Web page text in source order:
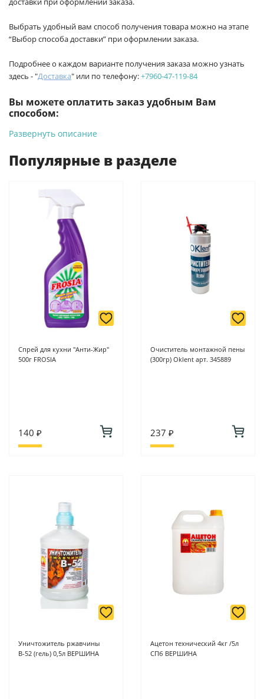
Выбрать удобный вам способ получения товара можно на этапе
“Выбор способа доставки” при оформлении заказа.
Подробнее о каждом варианте получения заказа можно узнать
здесь - "Доставка" или по телефону:+7960-47-119-84
Вы можете оплатить заказ удобным Вам
способом:
-Банковской картой на сайте ProffЭлектро. Данный вид
6/2 (база КПП)или по адресу ул. Новороссийская 161И.
Для юридических лиц: переводом на расчетный счет при
онлайн оплате заказа на сайте.
Подробнее о способах оплаты можно узнать здесь - "Оплата"
Развернуть описание
Популярные в разделе
Спрей для кухни "Анти-Жир"
500г FROSIA
140 ₽
Очиститель монтажной пены
(300гр) Oklent арт. 345889
237 ₽
Уничтожитель ржавчины
В-52 (гель) 0,5л ВЕРШИНА
Ацетон технический 4кг /5л
СПб ВЕРШИНА